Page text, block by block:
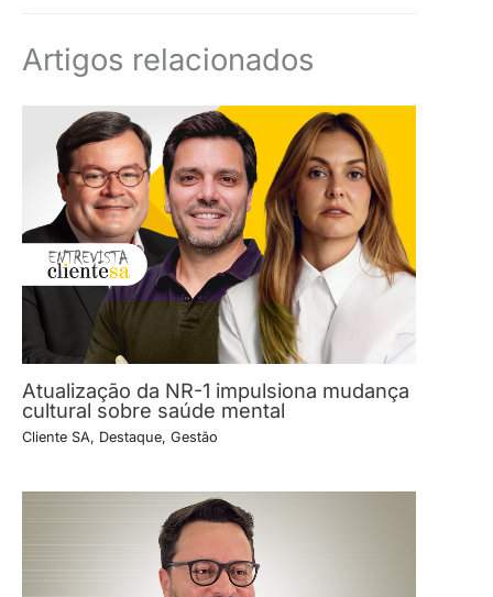
Artigos relacionados
Atualização da NR-1 impulsiona mudança
cultural sobre saúde mental
Cliente SA, Destaque, Gestão